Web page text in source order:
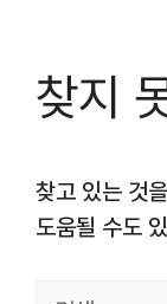
찾지
찾고 있는 것
도움될 수도